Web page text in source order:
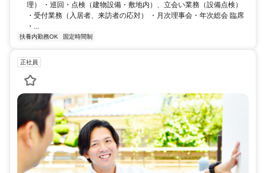
理） ・巡回・点検（建物設備・敷地内）、立会い業務（設備点検）
・受付業務（入居者、来訪者の応対） ・月次理事会・年次総会 臨席
・...
扶養内勤務OK 固定時間制
正社員